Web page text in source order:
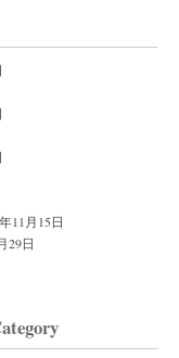
11月15日
29日